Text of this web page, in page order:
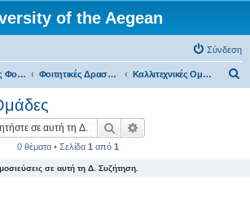
of the Aegean
Σύνδεση
Ανακοινώσεις Φοιτητικών Δραστηριοτήτων Φοιτητικές Δραστηριότητες - Χίος Καλλιτεχνικές Ομάδες
Αναζήτηση
0 θέματα • Σελίδα 1 από 1
σε αυτή τη Δ. Συζήτηση.